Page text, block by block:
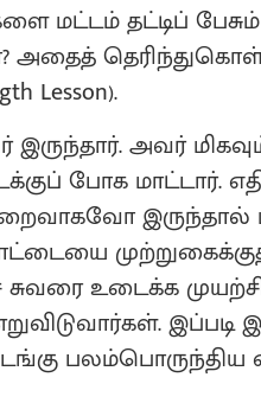
மட்டம் தட்டிப்
அதைத்
Lesson).
இருந்தார். அவர்
போக மாட்டார்.
இருந்தால்
முற்றுகைக்குத்
உடைக்க
இப்படி